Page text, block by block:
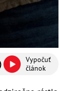
Vypočuť
článok